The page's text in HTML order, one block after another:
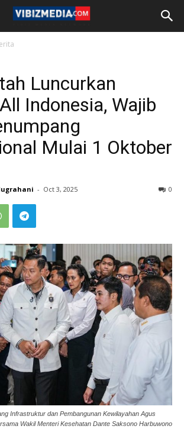
Luncurkan
Indonesia, Wajib
Mulai 1 Oktober
- Oct 3, 2025 0
Infrastruktur dan Pembangunan Kewilayahan Agus
Wakil Menteri Kesehatan Dante Saksono Harbuwono